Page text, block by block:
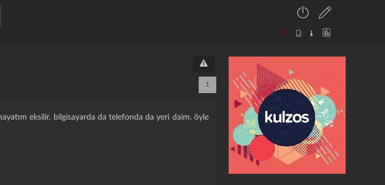
1
eksilir. bilgisayarda da telefonda da yeri daim. öyle